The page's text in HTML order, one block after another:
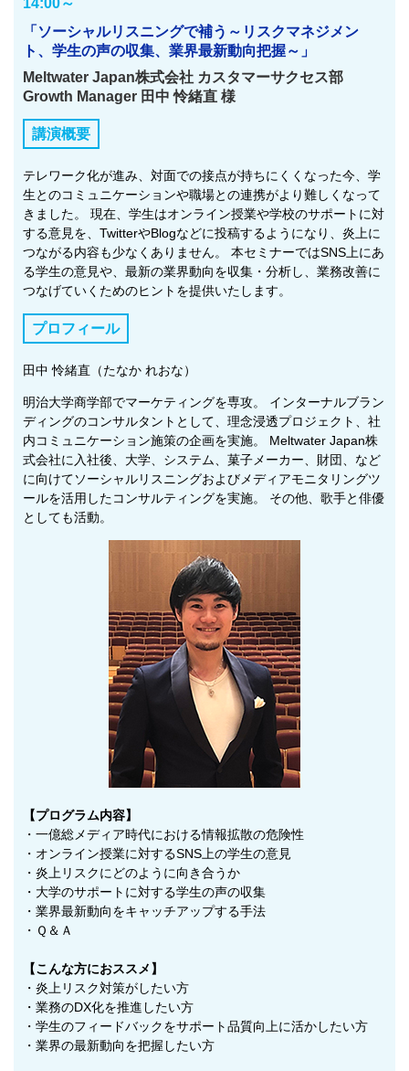
「ソーシャルリスニングで補う～リスクマネジメン
ト、学生の声の収集、業界最新動向把握～」
Meltwater Japan株式会社 カスタマーサクセス部
Growth Manager 田中 怜緒直 様
講演概要
テレワーク化が進み、対面での接点が持ちにくくなった今、学
生とのコミュニケーションや職場との連携がより難しくなって
きました。 現在、学生はオンライン授業や学校のサポートに対
する意見を、TwitterやBlogなどに投稿するようになり、炎上に
つながる内容も少なくありません。 本セミナーではSNS上にあ
る学生の意見や、最新の業界動向を収集・分析し、業務改善に
つなげていくためのヒントを提供いたします。
プロフィール
田中 怜緒直（たなか れおな）
明治大学商学部でマーケティングを専攻。 インターナルブラン
ディングのコンサルタントとして、理念浸透プロジェクト、社
内コミュニケーション施策の企画を実施。 Meltwater Japan株
式会社に入社後、大学、システム、菓子メーカー、財団、など
に向けてソーシャルリスニングおよびメディアモニタリングツ
ールを活用したコンサルティングを実施。 その他、歌手と俳優
としても活動。
【プログラム内容】
・一億総メディア時代における情報拡散の危険性
・オンライン授業に対するSNS上の学生の意見
・炎上リスクにどのように向き合うか
・大学のサポートに対する学生の声の収集
・業界最新動向をキャッチアップする手法
・Ｑ＆Ａ
【こんな方におススメ】
・炎上リスク対策がしたい方
・業務のDX化を推進したい方
・学生のフィードバックをサポート品質向上に活かしたい方
・業界の最新動向を把握したい方